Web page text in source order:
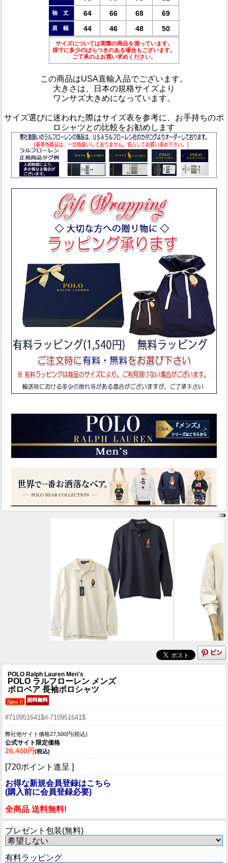
袖 丈 64 66 68 69
肩 幅 44 46 48 50
サイズについては実際の商品を測っています。
採寸に多少のばらつきのある場合もございます。
ご了承の上お買い求めください。
この商品はUSA直輸入品でございます。
大きさは、日本の規格サイズより
ワンサズ大きめになっています。
サイズ選びに迷われた際はサイズ表を参考に、お手持ちのポ
ロシャツとの比較をお勧めします
POLO Ralph Lauren Men's
POLO ラルフローレン メンズ
ポロベア 長袖ポロシャツ
#710951641$rl-710951641$
弊社他サイト価格27,500円(税込)
公式サイト限定価格
26,400円(税込)
[720ポイント進呈 ]
お得な新規会員登録はこちら
(購入前に会員登録必要)
全商品 送料無料!
プレゼント包装(無料)
有料ラッピング